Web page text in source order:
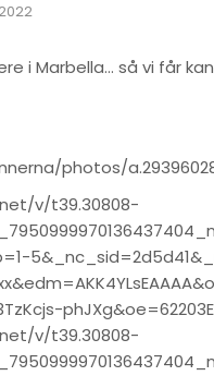
i Marbella… så vi får
photos/
v/t39.30808-
v/t39.30808-